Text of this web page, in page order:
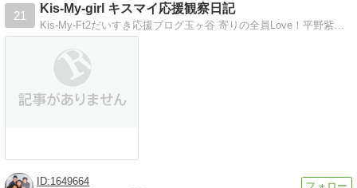
21
Kis-My-girl キスマイ応援観察日記
Kis-My-Ft2だいすき応援ブログ玉ヶ谷 寄りの全員Love！平野紫耀くんにぞっこん(*´∀｀)岸くんをはじめJr.大好き!!うがままに愛を叫んでます(笑)
1649664